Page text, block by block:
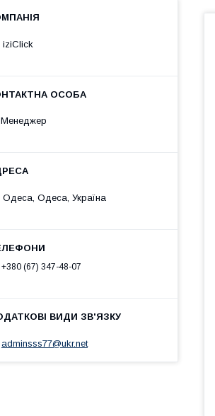
iziClick
Менеджер
Одеса, Одеса, Україна
+380 (67) 347-48-07
adminsss77@ukr.net